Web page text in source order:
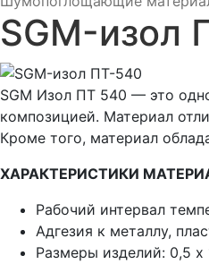
SGM-изол
SGM Изол ПТ 540 — это
композицией. Материал
Кроме того, материал
ХАРАКТЕРИСТИКИ
Рабочий интервал
Адгезия к металлу,
Размеры изделий: 0,5 х